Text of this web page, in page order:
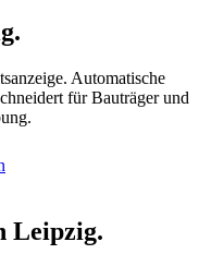
.
Automatische
für Bauträger und
Leipzig.